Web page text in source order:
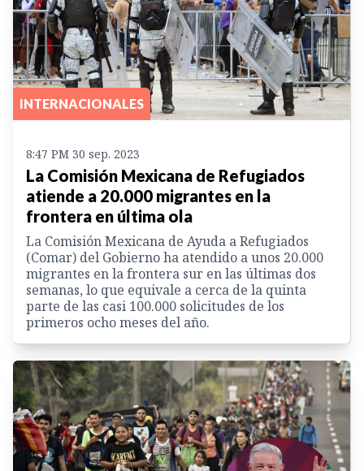
INTERNACIONALES
8:47 PM 30 sep. 2023
La Comisión Mexicana de Refugiados
atiende a 20.000 migrantes en la
frontera en última ola
La Comisión Mexicana de Ayuda a Refugiados
(Comar) del Gobierno ha atendido a unos 20.000
migrantes en la frontera sur en las últimas dos
semanas, lo que equivale a cerca de la quinta
parte de las casi 100.000 solicitudes de los
primeros ocho meses del año.